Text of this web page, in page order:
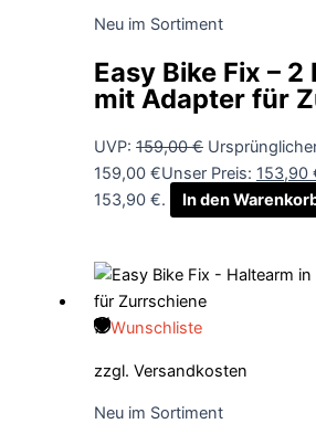
Neu im Sortiment
Easy Bike Fix –
mit Adapter für
UVP: 159,00€
159,00 €Unser Preis: 153,90
153,90 €.
In den
Wunschliste
zzgl.Versandkosten
Neu im Sortiment